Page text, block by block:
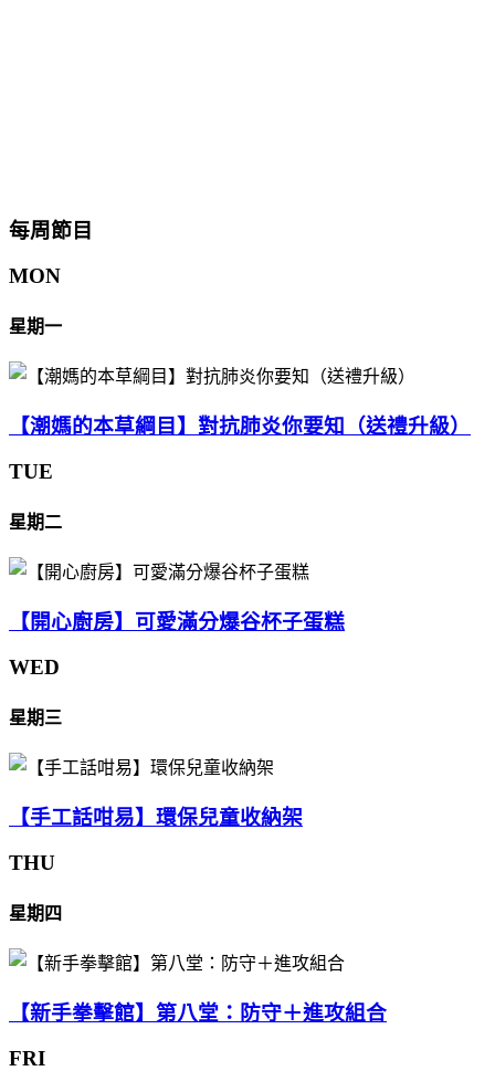
每周節目
MON
星期一
【潮媽的本草綱目】對抗肺炎你要知（送禮升級）
TUE
星期二
【開心廚房】可愛滿分爆谷杯子蛋糕
WED
星期三
【手工話咁易】環保兒童收納架
THU
星期四
【新手拳擊館】第八堂：防守＋進攻組合
FRI